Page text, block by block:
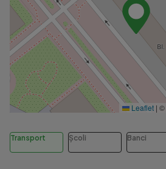
Leaflet | ©
Transport Școli Banci